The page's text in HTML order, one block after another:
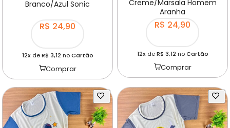
Branco/Azul Sonic
R$ 24,90
12xdeR$ 3,12 noCartão
Comprar
Creme/Marsala Homem
Aranha
R$ 24,90
12xdeR$ 3,12 noCartão
Comprar